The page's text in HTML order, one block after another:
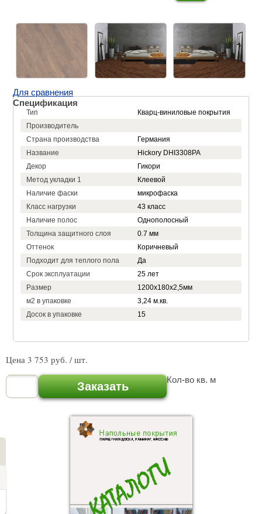
Для сравнения
Спецификация
Тип
Кварц-виниловые покрытия
Производитель
Страна производства
Германия
Название
Hickory DHI3308PA
Декор
Гикори
Метод укладки 1
Клеевой
Наличие фаски
микрофаска
Класс нагрузки
43 класс
Наличие полос
Однополосный
Толщина защитного слоя
0.7 мм
Оттенок
Коричневый
Подходит для теплого пола
Да
Срок эксплуатации
25 лет
Размер
1200х180х2,5мм
м2 в упаковке
3,24 м.кв.
Досок в упаковке
15
Цена 3 753 руб. / шт.
Кол-во кв. м
Заказать